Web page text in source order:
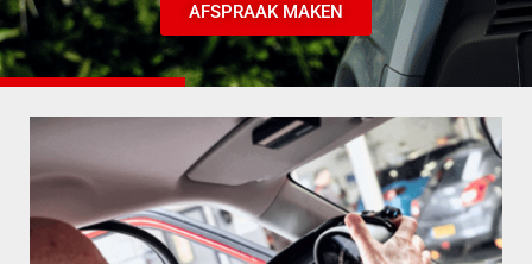
AFSPRAAK MAKEN